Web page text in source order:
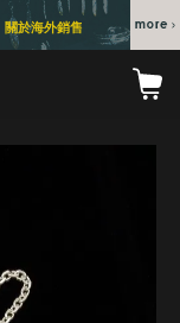
關於海外銷售